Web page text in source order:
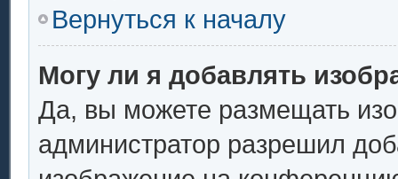
Вернуться к началу
Могу ли я добавлять
Да, вы можете размещать
администратор разрешил